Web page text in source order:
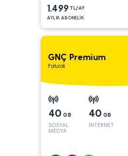
1.499 TL/AY
AYLIK ABONELİK
GNÇ Premium
Faturalı
40 GB
SOSYAL
MEDYA
40 GB
İNTERNET